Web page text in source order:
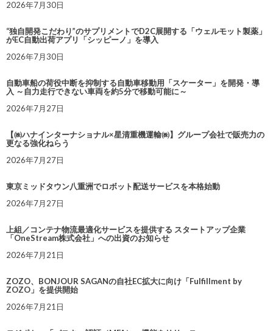
2026年7月30日
“独自開発こだわり”のサプリメントでD2C展開する「ウェルモット製薬」
がEC自動出荷アプリ「シッピーノ」を導入
2026年7月30日
自動車船の荷役中断を抑制する自動車移動用「スケーター」を開発・導
入 ～自力走行できない車両を約5分で移動可能に～
2026年7月27日
【㈱ハナインターナショナル×星清重機運輸㈱】グループ会社で販売力の
更なる強化ねらう
2026年7月27日
東京ミッドタウン八重洲でロボット配送サービスを本格始動
2026年7月27日
上組／コンテナ物流最適化サービスを提供する スタートアップ企業
「OneStream株式会社」への出資のお知らせ
2026年7月21日
ZOZO、BONJOUR SAGANの自社EC拡大に向け「Fulfillment by
ZOZO」を提供開始
2026年7月21日